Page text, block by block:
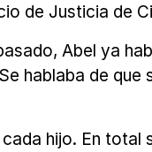
de Justicia de
Abel ya
hablaba de que
hijo. En